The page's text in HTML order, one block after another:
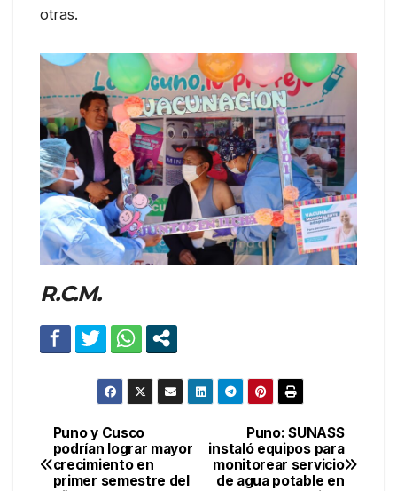
otras.
R.C.M.
Navegación
de
Puno: SUNASS
instaló equipos para
monitorear servicio
de agua potable en
Puno y Cusco
podrían lograr mayor
crecimiento en
primer semestre del